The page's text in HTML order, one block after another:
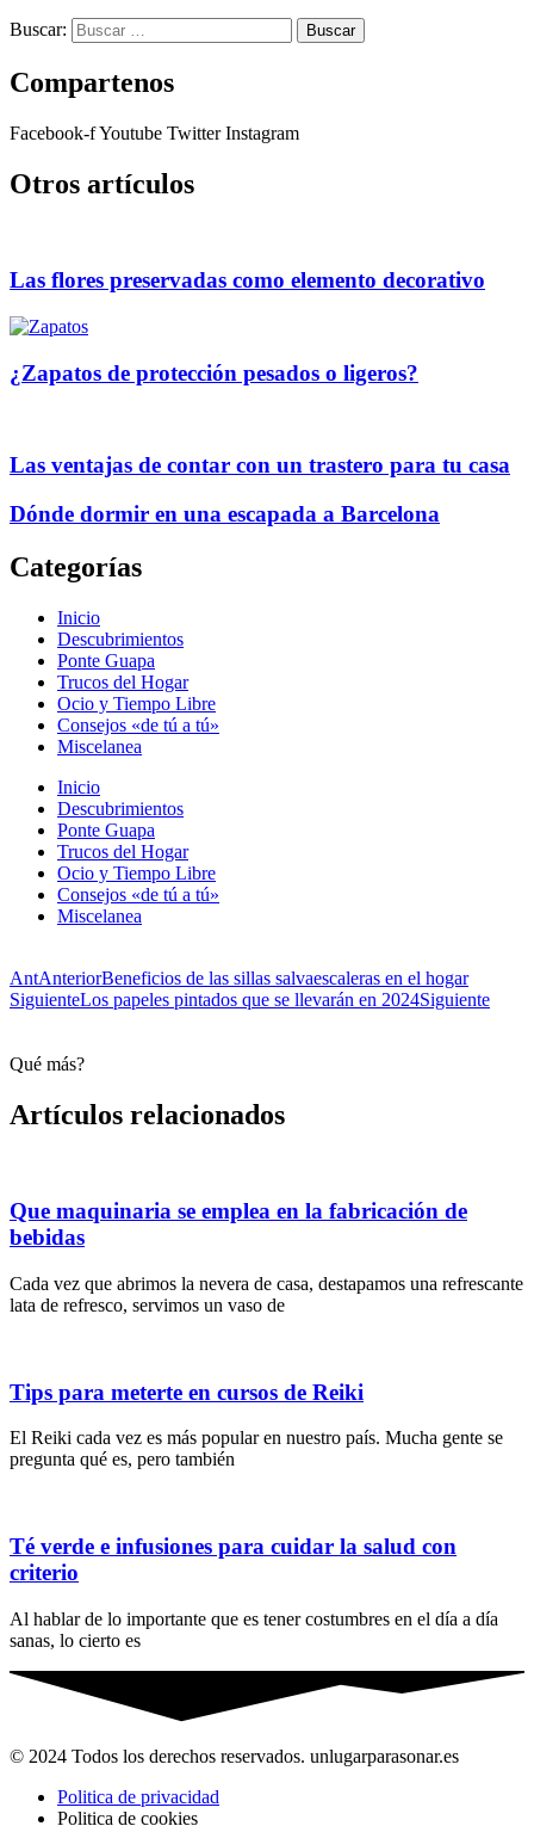
Buscar:
Compartenos
Facebook-fYoutube Twitter Instagram
Otros artículos
Las flores preservadas como elemento decorativo
¿Zapatos de protección pesados o ligeros?
Las ventajas de contar con un trastero para tu casa
Dónde dormir en una escapada a Barcelona
Categorías
Inicio
Descubrimientos
Ponte Guapa
Trucos del Hogar
Ocio y Tiempo Libre
Consejos «de tú a tú»
Miscelanea
Inicio
Descubrimientos
Ponte Guapa
Trucos del Hogar
Ocio y Tiempo Libre
Consejos «de tú a tú»
Miscelanea
AntAnteriorBeneficios de las sillas salvaescaleras en el hogar
SiguienteLos papeles pintados que se llevarán en 2024Siguiente
Qué más?
Artículos relacionados
Que maquinaria se emplea en la fabricación de
bebidas
Cada vez que abrimos la nevera de casa, destapamos una refrescante
lata de refresco, servimos un vaso de
Tips para meterte en cursos de Reiki
El Reiki cada vez es más popular en nuestro país. Mucha gente se
pregunta qué es, pero también
Té verde e infusiones para cuidar la salud con
criterio
Al hablar de lo importante que es tener costumbres en el día a día
sanas, lo cierto es
© 2024 Todos los derechos reservados. unlugarparasonar.es
Politica de privacidad
Politica de cookies